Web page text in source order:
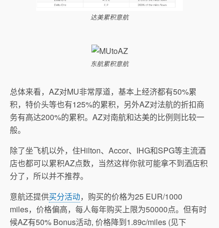
达美累积意航
东航累积意航
总体来看，AZ对MU非常厚道，基本上经济都有50%累
积，特价头等也有125%的累积，另外AZ对法航的折扣商
务有高达200%的累积。AZ对南航和达美的比例则比较一
般。
除了坐飞机以外，住Hilton、Accor、IHG和SPG等主流酒
店也都可以累积AZ点数，当然这样你就可能拿不到酒店积
分了，所以并不推荐。
意航还提供买分活动，购买的价格为25 EUR/1000
miles，价格偏高，每人每年购买上限为50000点。但有时
候AZ有50% Bonus活动, 价格降到1.89c/miles (见下